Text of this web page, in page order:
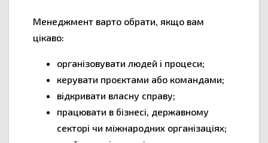
Менеджмент варто обрати, якщо вам
цікаво:
організовувати людей і процеси;
керувати проєктами або командами;
відкривати власну справу;
працювати в бізнесі, державному
секторі чи міжнародних організаціях;